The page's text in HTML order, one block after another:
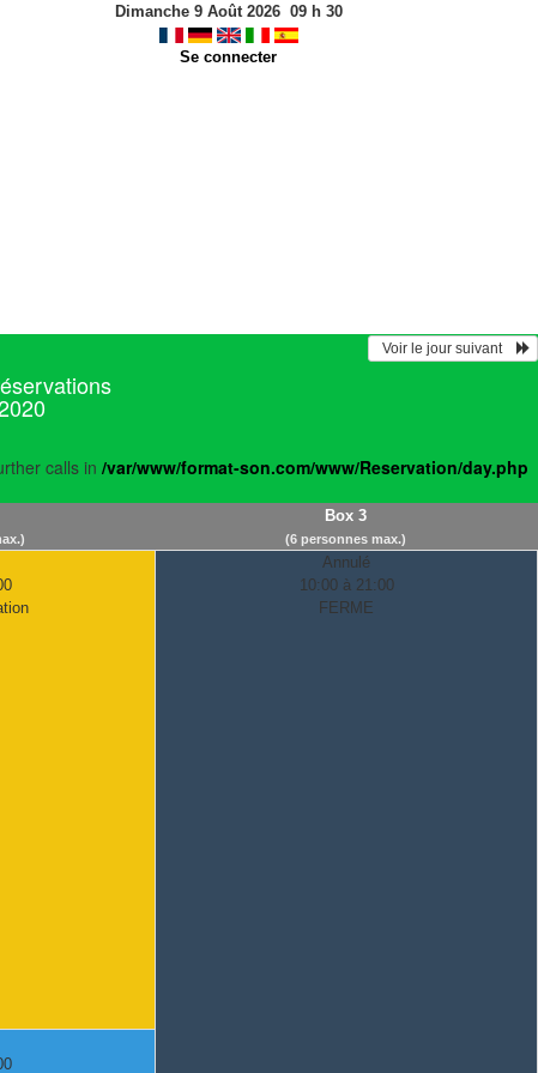
Dimanche 9 Août 2026 09h 30
Se connecter
  Voir le jour suivant
calls in /var/www/format-son.com/www/Reservation/day.php
Box 3
(6 personnes max.)
Annulé
10:00 à 21:00
FERME